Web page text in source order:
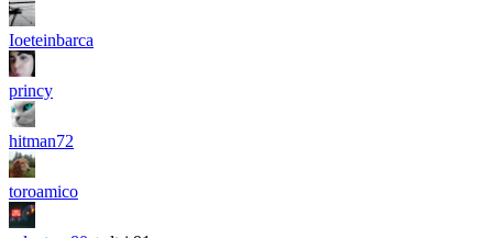
Ioeteinbarca
princy
hitman72
toroamico